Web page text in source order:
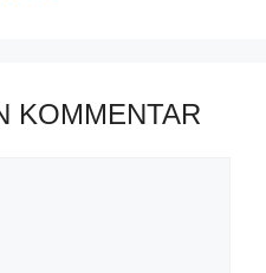
KOMMENTAR